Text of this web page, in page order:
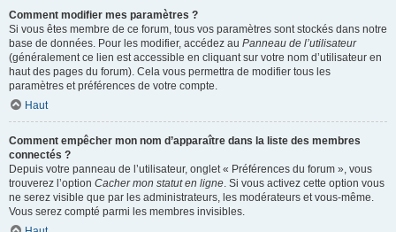
Comment modifier mes paramètres ?
Si vous êtes membre de ce forum, tous vos paramètres sont stockés dans notre
base de données. Pour les modifier, accédez au Panneau de l’utilisateur
(généralement ce lien est accessible en cliquant sur votre nom d’utilisateur en
haut des pages du forum). Cela vous permettra de modifier tous les
paramètres et préférences de votre compte.
Haut
Comment empêcher mon nom d’apparaître dans la liste des membres
connectés ?
Depuis votre panneau de l’utilisateur, onglet « Préférences du forum », vous
trouverez l’option Cacher mon statut en ligne. Si vous activez cette option vous
ne serez visible que par les administrateurs, les modérateurs et vous-même.
Vous serez compté parmi les membres invisibles.